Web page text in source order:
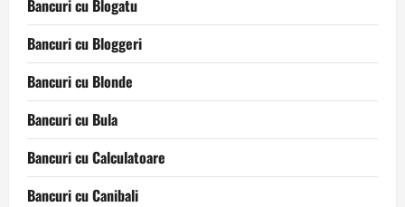
Bancuri cu Blogatu
Bancuri cu Bloggeri
Bancuri cu Blonde
Bancuri cu Bula
Bancuri cu Calculatoare
Bancuri cu Canibali